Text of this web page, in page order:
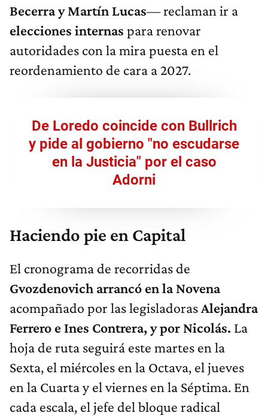
Becerra y Martín Lucas— reclaman ir a
elecciones internas para renovar
autoridades con la mira puesta en el
reordenamiento de cara a 2027.
De Loredo coincide con Bullrich
y pide al gobierno "no escudarse
en la Justicia" por el caso
Adorni
Haciendo pie en Capital
El cronograma de recorridas de
Gvozdenovich arrancó en la Novena
acompañado por las legisladorasAlejandra
Ferrero e Ines Contrera, y por Nicolás. La
hoja de ruta seguirá este martes en la
Sexta, el miércoles en la Octava, el jueves
en la Cuarta y el viernes en la Séptima. En
cada escala, el jefe del bloque radical